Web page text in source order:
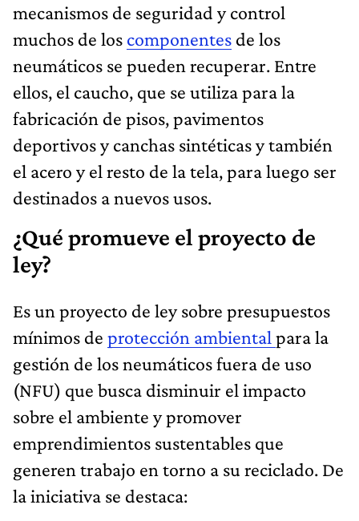
mecanismos de seguridad y control
muchos de los componentes de los
neumáticos se pueden recuperar. Entre
ellos, el caucho, que se utiliza para la
fabricación de pisos, pavimentos
deportivos y canchas sintéticas y también
el acero y el resto de la tela, para luego ser
destinados a nuevos usos.
¿Qué promueve el proyecto de
ley?
Es un proyecto de ley sobre presupuestos
mínimos de protección ambiental para la
gestión de los neumáticos fuera de uso
(NFU) que busca disminuir el impacto
sobre el ambiente y promover
emprendimientos sustentables que
generen trabajo en torno a su reciclado. De
la iniciativa se destaca: